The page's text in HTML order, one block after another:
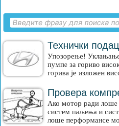
Технички
Упозорење!
пумпе за гориво
горива је изложен
Провера
Ако мотор ради лоше
систем паљења и
лоше перформансе